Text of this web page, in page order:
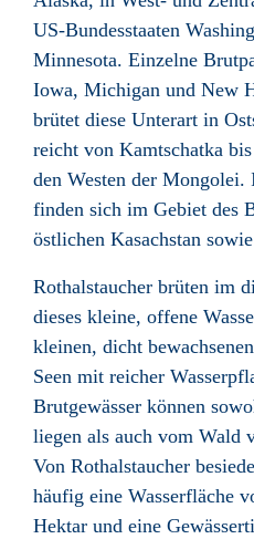
US-Bundesstaaten
Minnesota. Einzelne
Iowa, Michigan und New
brütet diese Unterart in
reicht von Kamtschatka
den Westen der
finden sich im Gebiet des
östlichen Kasachstan
Rothalstaucher brüten im
dieses kleine, offene
kleinen, dicht
Seen mit reicher
Brutgewässer können
liegen als auch vom Wald
Von Rothalstaucher
häufig eine Wasserfläche
Hektar und eine